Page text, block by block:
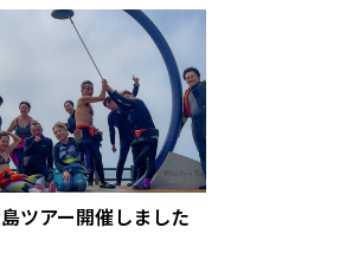
ツアー開催しました